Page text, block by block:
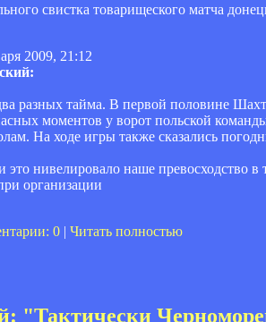
свистка товарищеского матча
2009, 21:12
разных тайма. В первой половине
моментов у ворот польской
На ходе игры также сказались
это нивелировало наше превосходство
организации
0 Читать полностью
"Тактически